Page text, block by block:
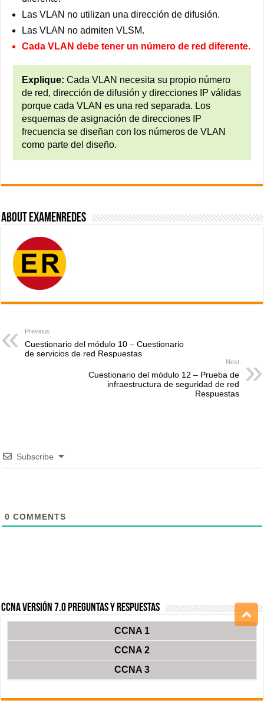
Las VLAN no utilizan una dirección de difusión.
Las VLAN no admiten VLSM.
Cada VLAN debe tener un número de red diferente.
Explique: Cada VLAN necesita su propio número
de red, ⁪dirección de difusión y direcciones IP válidas
porque cada VLAN es una red separada. Los
esquemas de asignación de direcciones IP
frecuencia se diseñan con los números de VLAN
como parte del diseño.
About ExamenRedes
Previous
Cuestionario del módulo 10 – Cuestionario
de servicios de red Respuestas
Next
Cuestionario del módulo 12 – Prueba de
infraestructura de seguridad de red
Respuestas
Subscribe
0 COMMENTS
CCNA Versión 7.0 Preguntas y Respuestas
CCNA 1
CCNA 2
CCNA 3